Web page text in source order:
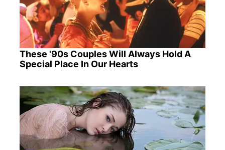
These '90s Couples Will Always Hold A
Special Place In Our Hearts